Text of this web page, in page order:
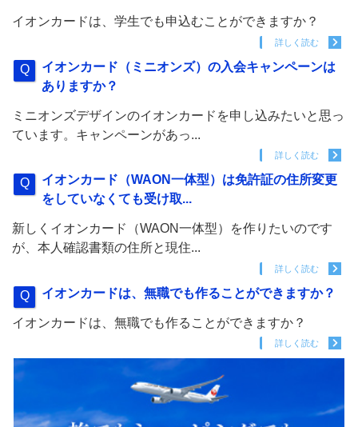
イオンカードは、学生でも申込むことができますか？
詳しく読む
イオンカード（ミニオンズ）の入会キャンペーンは
ありますか？
ミニオンズデザインのイオンカードを申し込みたいと思っ
ています。キャンペーンがあっ...
詳しく読む
イオンカード（WAON一体型）は免許証の住所変更
をしていなくても受け取...
新しくイオンカード（WAON一体型）を作りたいのです
が、本人確認書類の住所と現住...
詳しく読む
イオンカードは、無職でも作ることができますか？
イオンカードは、無職でも作ることができますか？
詳しく読む